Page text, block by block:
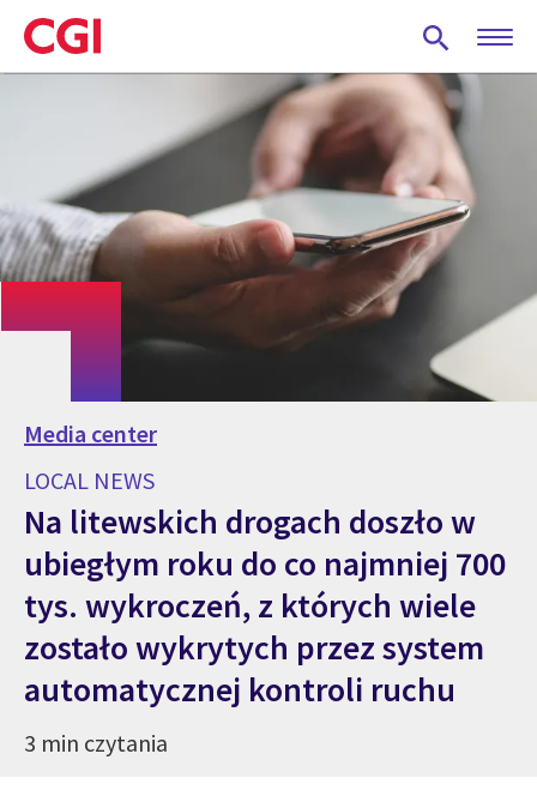
Skip
to
main
Media center
LOCAL NEWS
Na litewskich drogach doszło w
ubiegłym roku do co najmniej 700
tys. wykroczeń, z których wiele
zostało wykrytych przez system
automatycznej kontroli ruchu
3 min czytania